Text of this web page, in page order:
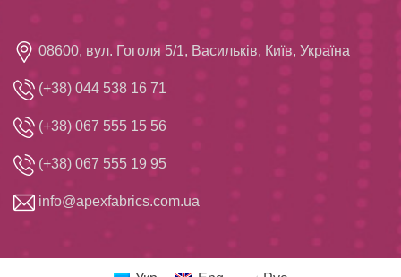
08600, вул. Гоголя 5/1, Васильків, Київ, Україна
(+38) 044 538 16 71
(+38) 067 555 15 56
(+38) 067 555 19 95
info@apexfabrics.com.ua